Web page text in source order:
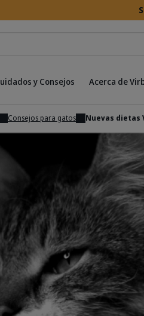
y Consejos Acerca de
Consejos para gatos Nuevas dietas